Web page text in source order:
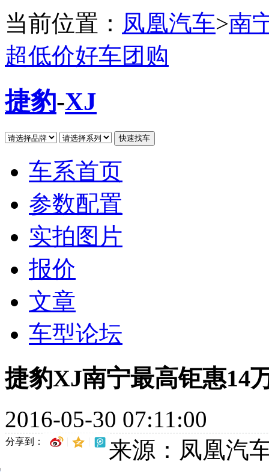
当前位置： 凤凰汽车>南
超低价好车团购
捷豹-XJ
车系首页
参数配置
实拍图片
报价
文章
车型论坛
捷豹XJ南宁最高钜惠14
2016-05-30 07:11:00
分享到： 来源：凤凰汽